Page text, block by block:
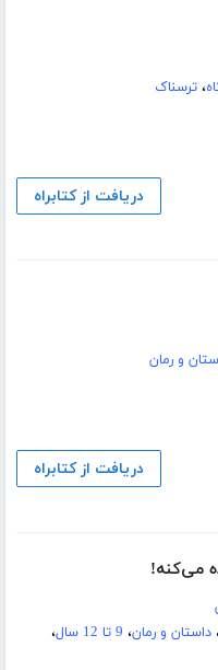
،ترسناک
دریافت از کتابراه
و رمان
دریافت از کتابراه
می‌کنه!
،داستان و رمان، 9 تا 12 سال
،